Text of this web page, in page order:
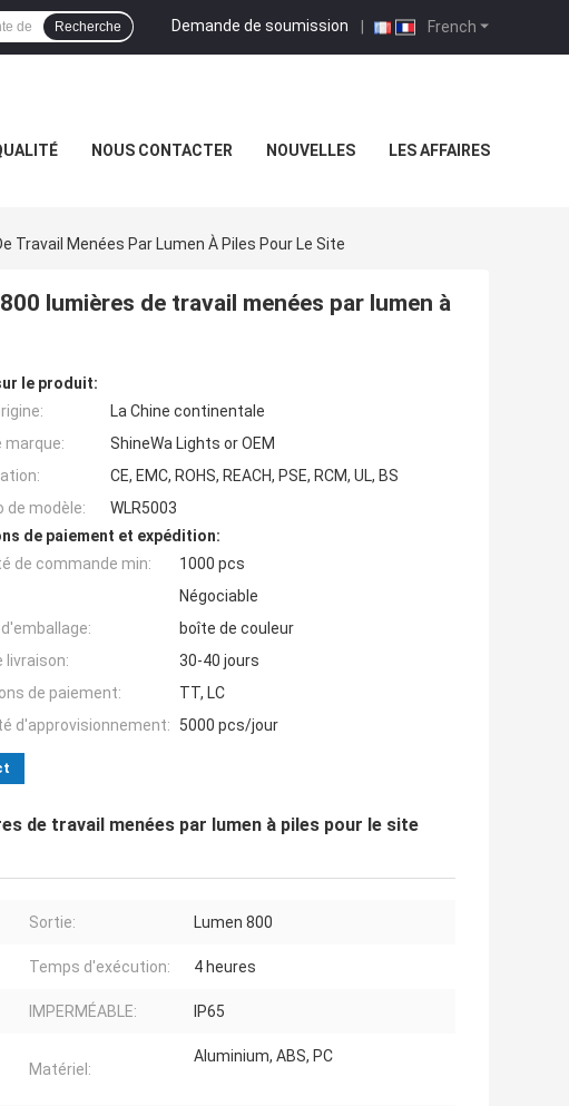
French
Demande de soumission |
Recherche
NOUS CONTACTER NOUVELLES LES AFFAIRES
Travail Menées Par Lumen À Piles Pour Le Site
lumières de travail menées par lumen à
le produit:
La Chine continentale
marque:
ShineWa Lights or OEM
CE, EMC, ROHS, REACH, PSE, RCM, UL, BS
de modèle:
WLR5003
de paiement et expédition:
de commande min:
1000 pcs
Négociable
boîte de couleur
livraison:
30-40 jours
de paiement:
TT, LC
d'approvisionnement:
5000 pcs/jour
de travail menées par lumen à piles pour le site
Sortie: Lumen 800
Temps d'exécution: 4 heures
IMPERMÉABLE: IP65
Matériel:
Aluminium, ABS, PC